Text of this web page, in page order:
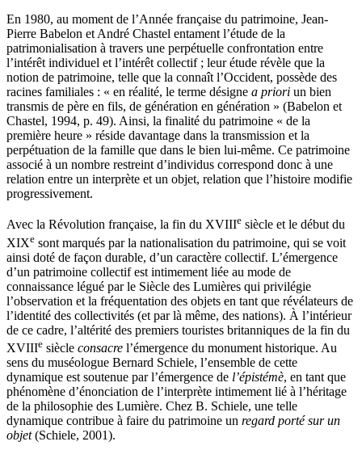
En 1980, au moment de l’Année française du patrimoine, Jean-
Pierre Babelon et André Chastel entament l’étude de la
patrimonialisation à travers une perpétuelle confrontation entre
l’intérêt individuel et l’intérêt collectif ; leur étude révèle que la
notion de patrimoine, telle que la connaît l’Occident, possède des
racines familiales : « en réalité, le terme désigne a priori un bien
transmis de père en fils, de génération en génération » (Babelon et
Chastel, 1994, p. 49). Ainsi, la finalité du patrimoine « de la
première heure » réside davantage dans la transmission et la
perpétuation de la famille que dans le bien lui-même. Ce patrimoine
associé à un nombre restreint d’individus correspond donc à une
relation entre un interprète et un objet, relation que l’histoire modifie
progressivement.
Avec la Révolution française, la fin du XVIIIe siècle et le début du
XIXe sont marqués par la nationalisation du patrimoine, qui se voit
ainsi doté de façon durable, d’un caractère collectif. L’émergence
d’un patrimoine collectif est intimement liée au mode de
connaissance légué par le Siècle des Lumières qui privilégie
l’observation et la fréquentation des objets en tant que révélateurs de
l’identité des collectivités (et par là même, des nations). À l’intérieur
de ce cadre, l’altérité des premiers touristes britanniques de la fin du
XVIIIe siècle consacre l’émergence du monument historique. Au
sens du muséologue Bernard Schiele, l’ensemble de cette
dynamique est soutenue par l’émergence de l’épistémè, en tant que
phénomène d’énonciation de l’interprète intimement lié à l’héritage
de la philosophie des Lumière. Chez B. Schiele, une telle
dynamique contribue à faire du patrimoine un regard porté sur un
objet(Schiele, 2001).